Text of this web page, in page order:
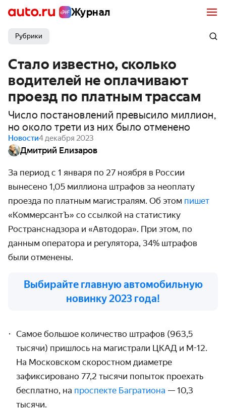
Журнал
Рубрики
Стало известно, сколько
водителей не оплачивают
проезд по платным трассам
Число постановлений превысило миллион,
но около трети из них было отменено
Новости4 декабря 2023
Дмитрий Елизаров
За период с 1 января по 27 ноября в России
вынесено 1,05 миллиона штрафов за неоплату
проезда по платным магистралям. Об этом пишет
«КоммерсантЪ» со ссылкой на статистику
Ространснадзора и «Автодора». При этом, по
данным оператора и регулятора, 34% штрафов
были отменены.
Выбирайте главную автомобильную
новинку 2023 года!
Самое большое количество штрафов (963,5
тысячи) пришлось на магистрали ЦКАД и М-12.
На Московском скоростном диаметре
зафиксировано 77,2 тысячи попыток проехать
бесплатно, на проспекте Багратиона — 10,3
тысячи.